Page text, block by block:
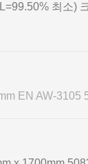
최소)
EN AW-3105